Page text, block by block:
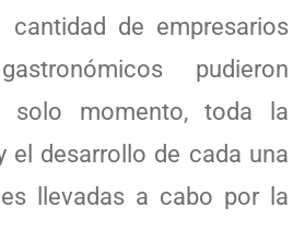
cantidad de empresarios
pudieron
solo momento, toda la
el desarrollo de cada una
llevadas a cabo por la